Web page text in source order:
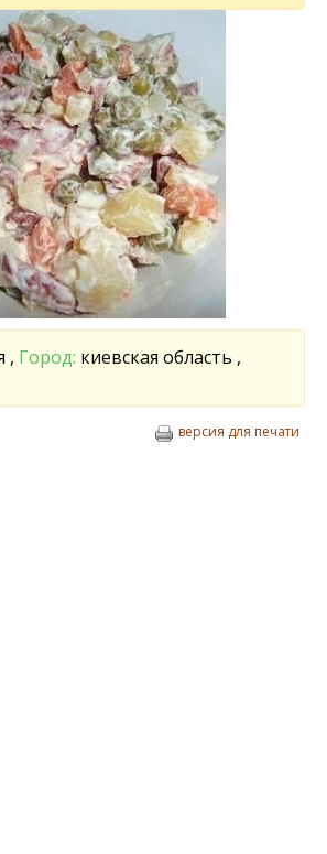
, Город: киевская область ,
версия для печати